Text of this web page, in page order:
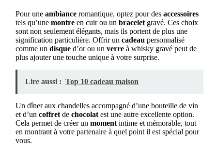
Pour une ambiance romantique, optez pour des accessoires
tels qu’une montre en cuir ou un bracelet gravé. Ces choix
sont non seulement élégants, mais ils portent de plus une
signification particulière. Offrir un cadeau personnalisé
comme un disque d’or ou un verre à whisky gravé peut de
plus ajouter une touche unique à votre surprise.
Lire aussi : Top 10 cadeau maison
Un dîner aux chandelles accompagné d’une bouteille de vin
et d’un coffret de chocolat est une autre excellente option.
Cela permet de créer un moment intime et mémorable, tout
en montrant à votre partenaire à quel point il est spécial pour
vous.